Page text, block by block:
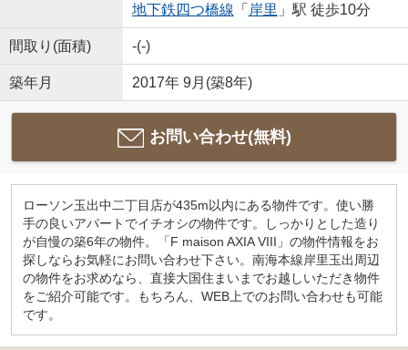
地下鉄四つ橋線 「 岸里 」駅 徒歩10分
間取り(面積) -(-)
築年月 2017年 9月(築8年)
お問い合わせ(無料)
ローソン玉出中二丁目店が435m以内にある物件です。使い勝
手の良いアパートでイチオシの物件です。しっかりとした造り
が自慢の築6年の物件。「F maison AXIA VIII」の物件情報をお
探しならお気軽にお問い合わせ下さい。南海本線岸里玉出周辺
の物件をお求めなら、直接大国住まいまでお越しいただき物件
をご紹介可能です。もちろん、WEB上でのお問い合わせも可能
です。